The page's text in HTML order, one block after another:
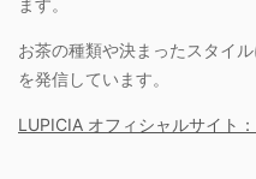
ます。
お茶の種類や決まったスタイ
を発信しています。
LUPICIA オフィシャルサイト